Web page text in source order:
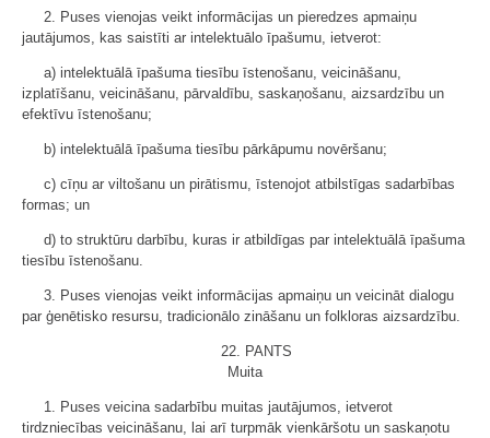
2. Puses vienojas veikt informācijas un pieredzes apmaiņu
jautājumos, kas saistīti ar intelektuālo īpašumu, ietverot:
a) intelektuālā īpašuma tiesību īstenošanu, veicināšanu,
izplatīšanu, veicināšanu, pārvaldību, saskaņošanu, aizsardzību un
efektīvu īstenošanu;
b) intelektuālā īpašuma tiesību pārkāpumu novēršanu;
c) cīņu ar viltošanu un pirātismu, īstenojot atbilstīgas sadarbības
formas; un
d) to struktūru darbību, kuras ir atbildīgas par intelektuālā īpašuma
tiesību īstenošanu.
3. Puses vienojas veikt informācijas apmaiņu un veicināt dialogu
par ģenētisko resursu, tradicionālo zināšanu un folkloras aizsardzību.
22. PANTS
Muita
1. Puses veicina sadarbību muitas jautājumos, ietverot
tirdzniecības veicināšanu, lai arī turpmāk vienkāršotu un saskaņotu